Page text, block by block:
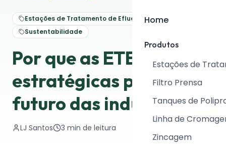
Home
Produtos
Estações de
Filtro Prensa
Tanques de
Linha de
Zincagem
Estações de Tratamento de Efluentes
Sustentabilidade
Por que as ETEs são
estratégicas para o
futuro das indústrias?
LJ Santos 3 min de leitura